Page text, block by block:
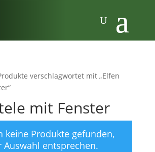
verschlagwortet mit „Elfen
mit Fenster
keine Produkte gefunden,
Auswahl entsprechen.